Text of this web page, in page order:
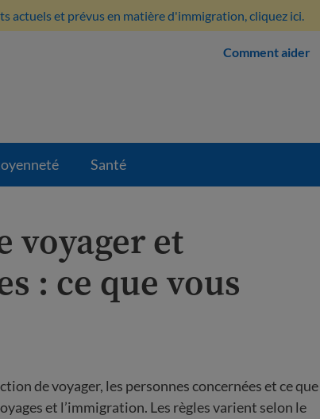
actuels et prévus en matière d'immigration, cliquez ici.
Comment aider
Santé
voyager et
: ce que vous
de voyager, les personnes concernées et ce que
et l’immigration. Les règles varient selon le